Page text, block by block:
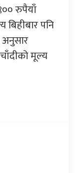
रुपैयाँ
पनि
मूल्य